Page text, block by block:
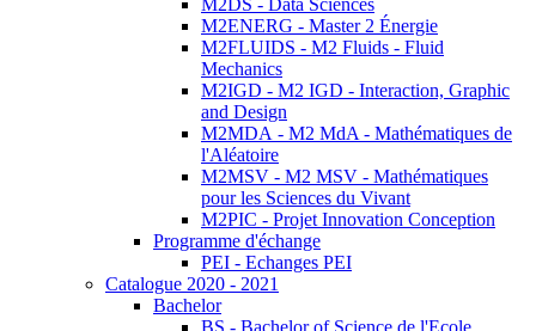
M2DS - Data Sciences
M2ENERG - Master 2 Énergie
M2FLUIDS - M2 Fluids - Fluid
Mechanics
M2IGD - M2 IGD - Interaction, Graphic
and Design
M2MDA - M2 MdA - Mathématiques de
l'Aléatoire
M2MSV - M2 MSV - Mathématiques
pour les Sciences du Vivant
M2PIC - Projet Innovation Conception
Programme d'échange
PEI - Echanges PEI
Catalogue 2020 - 2021
Bachelor
BS - Bachelor of Science de l'Ecole